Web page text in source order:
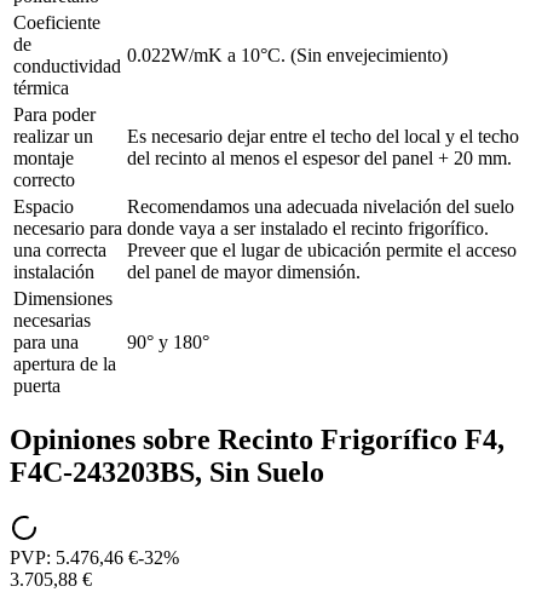
Coeficiente
de
conductividad
térmica
0.022W/mK a 10°C. (Sin envejecimiento)
Para poder
realizar un
montaje
correcto
Es necesario dejar entre el techo del local y el techo
del recinto al menos el espesor del panel + 20 mm.
Espacio
necesario para
una correcta
instalación
Recomendamos una adecuada nivelación del suelo
donde vaya a ser instalado el recinto frigorífico.
Preveer que el lugar de ubicación permite el acceso
del panel de mayor dimensión.
Dimensiones
necesarias
para una
apertura de la
puerta
90° y 180°
Opiniones sobre Recinto Frigorífico F4,
F4C-243203BS, Sin Suelo
PVP: 5.476,46 €-32%
3.705,88 €